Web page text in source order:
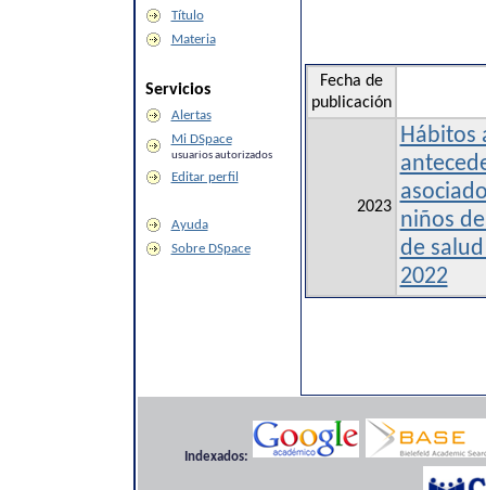
Título
Materia
Servicios
Alertas
Mi DSpace
usuarios autorizados
Editar perfil
Ayuda
Sobre DSpace
Fecha de
publicación
2023
Hábitos
niños
de
2022
Indexados: